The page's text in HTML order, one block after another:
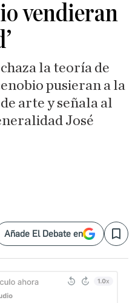
vendieran
la teoría de
pusieran a la
arte y señala al
José
Añade El Debate en Save